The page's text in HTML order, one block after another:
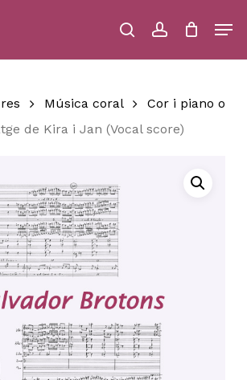
searchaccount
Close
Música coral
Cor i piano o
de Kira i Jan (Vocal score)
Menu